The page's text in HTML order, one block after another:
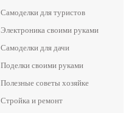
Самоделки для туристов
Электроника своими руками
Самоделки для дачи
Поделки своими руками
Полезные советы хозяйке
Стройка и ремонт